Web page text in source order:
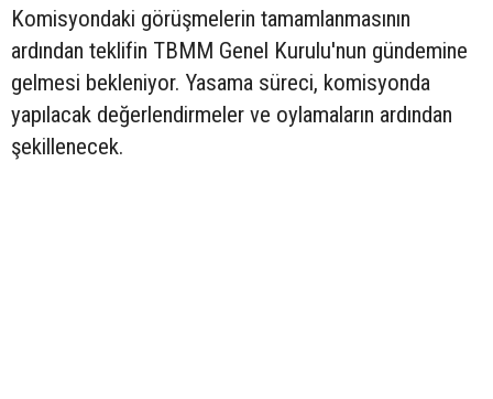
Komisyondaki görüşmelerin tamamlanmasının
ardından teklifin TBMM Genel Kurulu'nun gündemine
gelmesi bekleniyor. Yasama süreci, komisyonda
yapılacak değerlendirmeler ve oylamaların ardından
şekillenecek.